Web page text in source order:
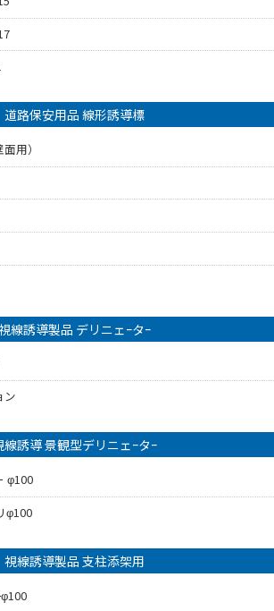
道路保安用品 線形誘導標
用）
線誘導製品 デリニェｰタｰ
ン
線誘導 景観型デリニェｰタｰ
φ100
φ100
視線誘導製品 支柱添架用